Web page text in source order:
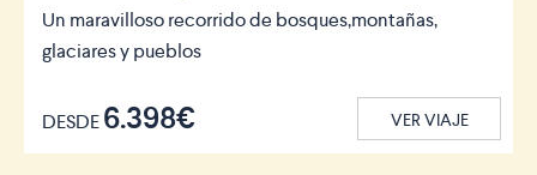
Un maravilloso recorrido de bosques,montañas,
glaciares y pueblos
DESDE6.398€ VER VIAJE